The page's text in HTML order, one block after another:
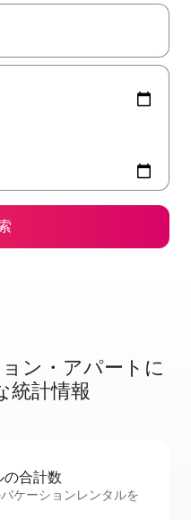
矢印キーを使って移動するか
ン・ア⁠パ⁠ー⁠ト⁠に
統⁠計⁠情⁠報
合⁠計⁠数
ケーションレンタルを